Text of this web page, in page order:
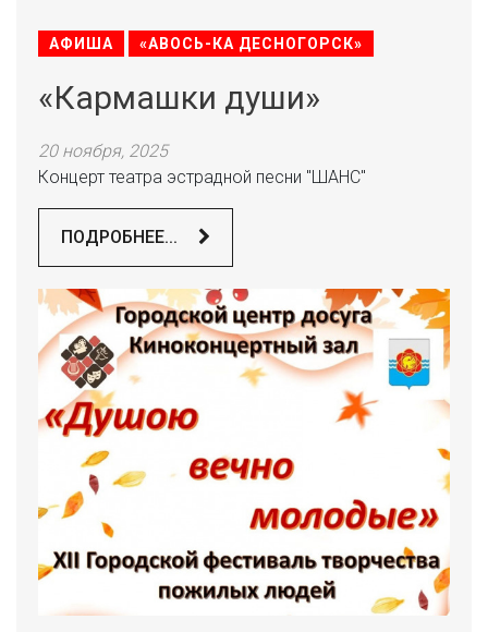
АФИША «АВОСЬ-КА ДЕСНОГОРСК»
«Кармашки души»
20 ноября, 2025
Концерт театра эстрадной песни "ШАНС"
ПОДРОБНЕЕ...